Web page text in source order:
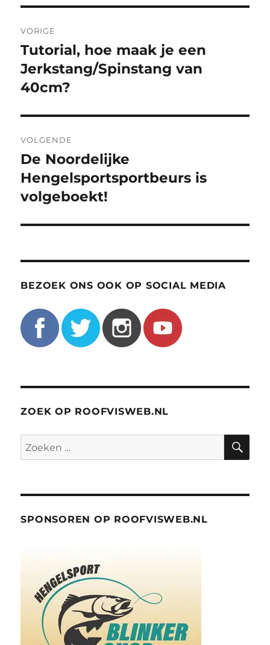
navigatie
VORIGE
Vorig
bericht:
Tutorial, hoe maak je een
Jerkstang/Spinstang van
40cm?
VOLGENDE
Volgend
bericht:
De Noordelijke
Hengelsportsportbeurs is
volgeboekt!
BEZOEK ONS OOK OP SOCIAL MEDIA
ZOEK OP ROOFVISWEB.NL
Zoeken
naar:
SPONSOREN OP ROOFVISWEB.NL